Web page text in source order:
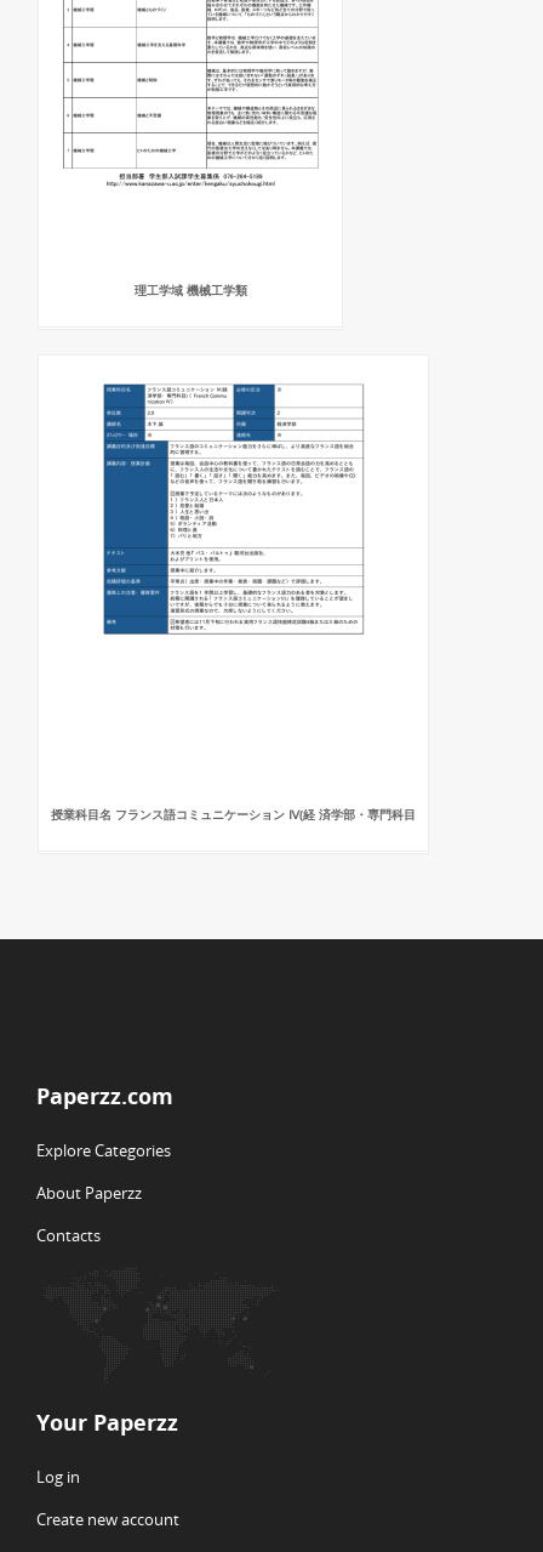
理工学域 機械工学類
授業科目名 フランス語コミュニケーション Ⅳ(経 済学部・専門科目
Paperzz.com
Explore Categories
About Paperzz
Contacts
Your Paperzz
Log in
Create new account